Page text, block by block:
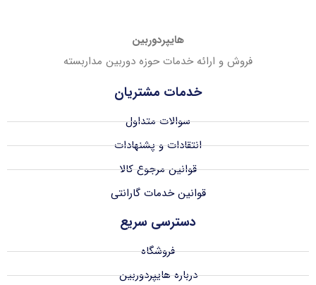
هایپردوربین
فروش و ارائه خدمات حوزه دوربین مداربسته
خدمات مشتریان
سوالات متداول
انتقادات و پشنهادات
قوانین مرجوع کالا
قوانین خدمات گارانتی
دسترسی سریع
فروشگاه
درباره هایپردوربین